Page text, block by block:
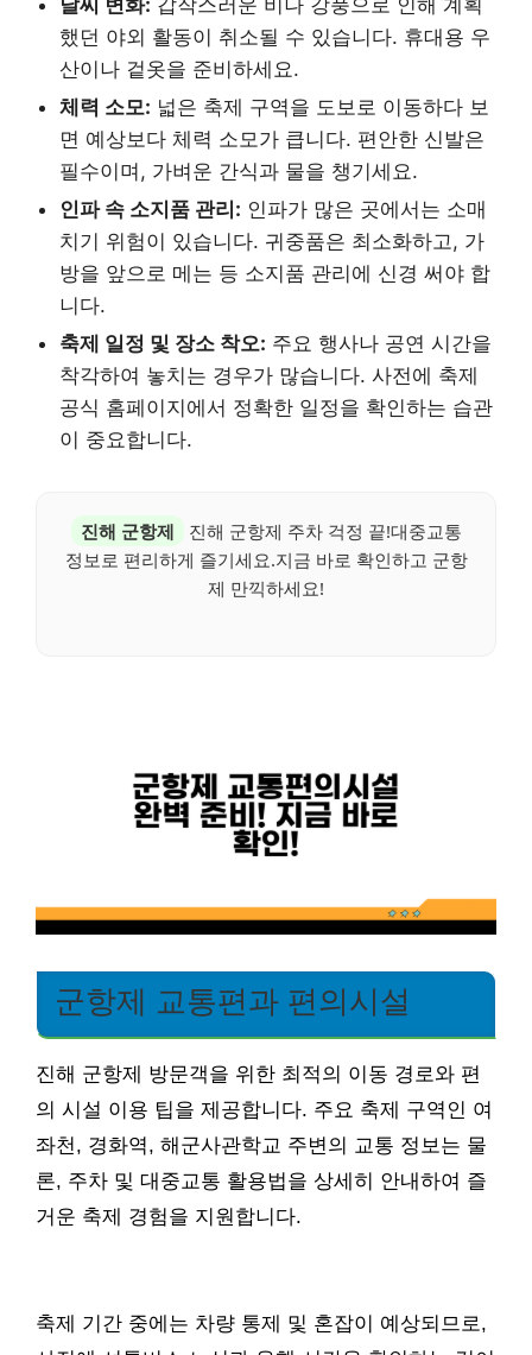
했던 야외 활동이 취소될 수 있습니다. 휴대용 우
산이나 겉옷을 준비하세요.
체력 소모: 넓은 축제 구역을 도보로 이동하다 보
면 예상보다 체력 소모가 큽니다. 편안한 신발은
필수이며, 가벼운 간식과 물을 챙기세요.
인파 속 소지품 관리: 인파가 많은 곳에서는 소매
치기 위험이 있습니다. 귀중품은 최소화하고, 가
방을 앞으로 메는 등 소지품 관리에 신경 써야 합
니다.
축제 일정 및 장소 착오: 주요 행사나 공연 시간을
착각하여 놓치는 경우가 많습니다. 사전에 축제
공식 홈페이지에서 정확한 일정을 확인하는 습관
이 중요합니다.
진해 군항제
진해 군항제 주차 걱정 끝!대중교통
정보로 편리하게 즐기세요.지금 바로 확인하고 군항
제 만끽하세요!
군항제 교통편과 편의시설
진해 군항제 방문객을 위한 최적의 이동 경로와 편
의 시설 이용 팁을 제공합니다. 주요 축제 구역인 여
좌천, 경화역, 해군사관학교 주변의 교통 정보는 물
론, 주차 및 대중교통 활용법을 상세히 안내하여 즐
거운 축제 경험을 지원합니다.
축제 기간 중에는 차량 통제 및 혼잡이 예상되므로,